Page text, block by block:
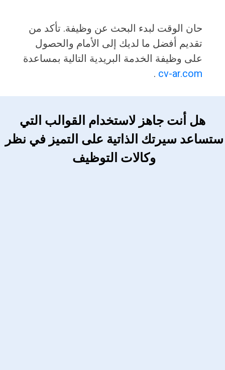
حان الوقت لبدء البحث عن وظيفة. تأكد من
تقديم أفضل ما لديك إلى الأمام والحصول
على وظيفة الخدمة البريدية التالية بمساعدة
cv-ar.com
.
هل أنت جاهز لاستخدام القوالب التي
ستساعد سيرتك الذاتية على التميز في نظر
وكالات التوظيف